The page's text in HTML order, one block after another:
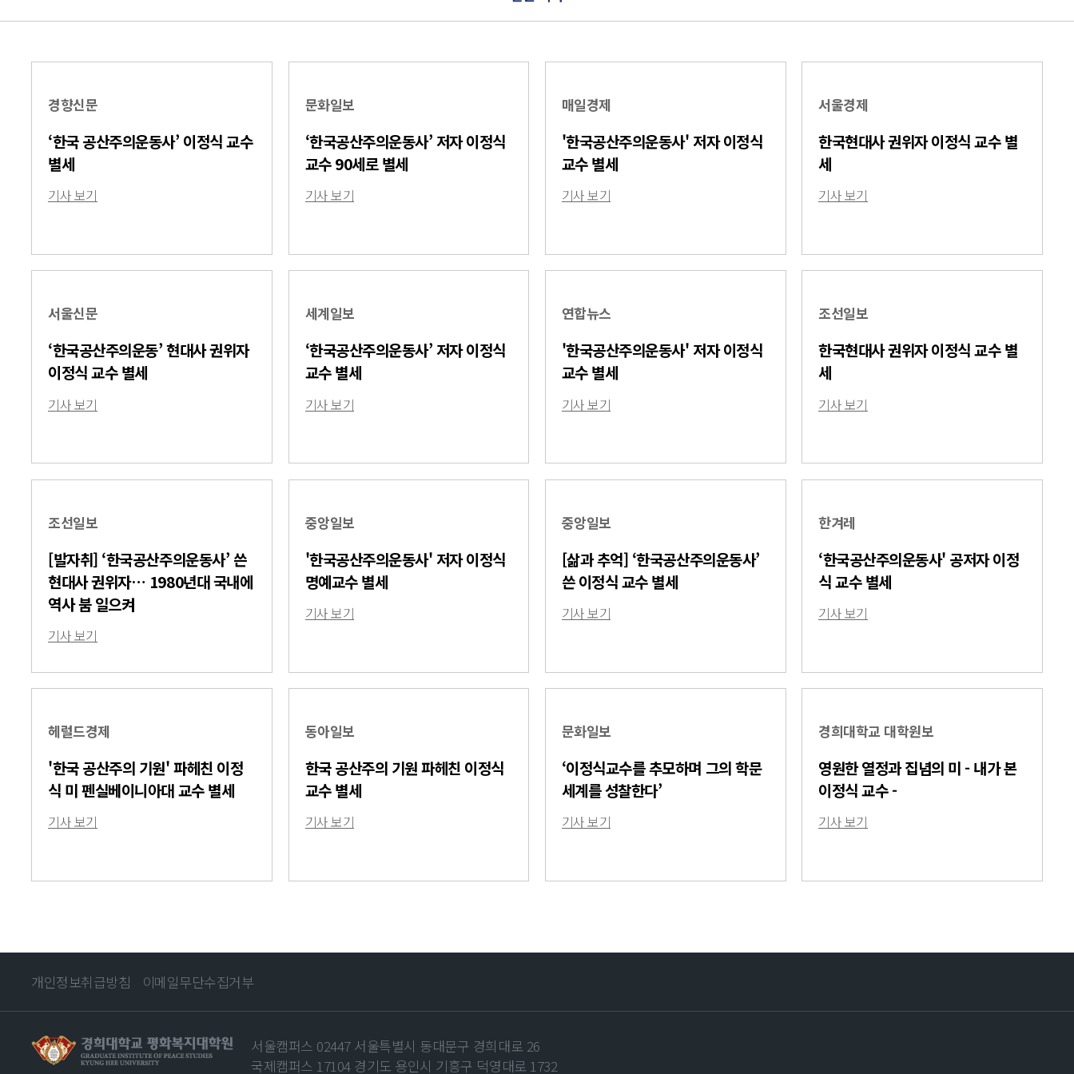
경향신문
‘한국 공산주의운동사’ 이정식 교수
별세
기사 보기
문화일보
‘한국공산주의운동사’ 저자 이정식
교수 90세로 별세
기사 보기
매일경제
'한국공산주의운동사' 저자 이정식
교수 별세
기사 보기
서울경제
한국현대사 권위자 이정식 교수 별
세
기사 보기
서울신문
‘한국공산주의운동’ 현대사 권위자
이정식 교수 별세
기사 보기
세계일보
‘한국공산주의운동사’ 저자 이정식
교수 별세
기사 보기
연합뉴스
'한국공산주의운동사' 저자 이정식
교수 별세
기사 보기
조선일보
한국현대사 권위자 이정식 교수 별
세
기사 보기
조선일보
[발자취] ‘한국공산주의운동사’ 쓴
현대사 권위자… 1980년대 국내에
역사 붐 일으켜
기사 보기
중앙일보
'한국공산주의운동사' 저자 이정식
명예교수 별세
기사 보기
중앙일보
[삶과 추억] ‘한국공산주의운동사’
쓴 이정식 교수 별세
기사 보기
한겨레
‘한국공산주의운동사' 공저자 이정
식 교수 별세
기사 보기
헤럴드경제
'한국 공산주의 기원' 파헤친 이정
식 미 펜실베이니아대 교수 별세
기사 보기
동아일보
한국 공산주의 기원 파헤친 이정식
교수 별세
기사 보기
문화일보
‘이정식교수를 추모하며 그의 학문
세계를 성찰한다’
기사 보기
경희대학교 대학원보
영원한 열정과 집념의 미 - 내가 본
이정식 교수 -
기사 보기
개인정보취급방침 이메일무단수집거부
서울캠퍼스 02447 서울특별시 동대문구 경희대로 26
국제캠퍼스 17104 경기도 용인시 기흥구 덕영대로 1732